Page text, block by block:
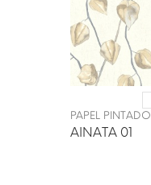
PAPEL PINTADO
AINATA 01